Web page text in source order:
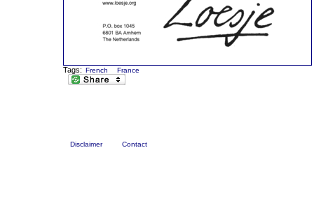
Tags: French France
Disclaimer Contact